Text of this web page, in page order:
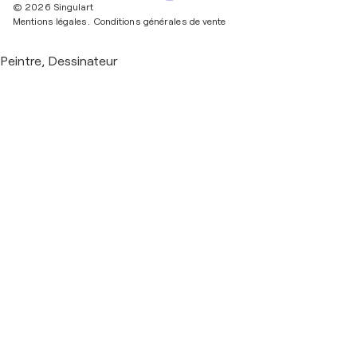
© 2026 Singulart
Mentions légales. Conditions générales de vente
Peintre, Dessinateur